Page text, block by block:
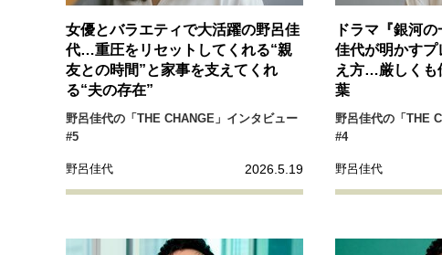
経営・ビジネス リーダ
マインドセット 重圧と
ライフスタイル・生き方
女優とバラエティで大活躍の野呂佳
代…重圧をリセットしてくれる“親
友との時間”と家事を支えてくれ
る“夫の存在”
野呂佳代の「THE CHANGE」インタビュー
#5
野呂佳代 2026.5.19
ドラマ『銀河
佳代が明かす
え方…厳しくも
葉
野呂佳代の「THE
#4
野呂佳代